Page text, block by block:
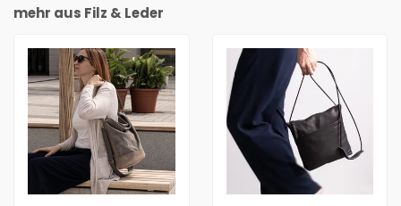
mehr aus Filz & Leder